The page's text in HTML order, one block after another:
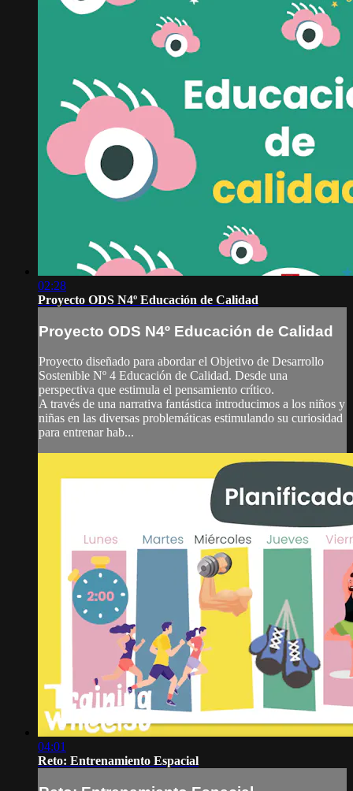
02:28
Proyecto ODS N4º Educación de Calidad
Proyecto ODS N4º Educación de Calidad
Proyecto diseñado para abordar el Objetivo de Desarrollo
Sostenible Nº 4 Educación de Calidad. Desde una
perspectiva que estimula el pensamiento crítico.
A través de una narrativa fantástica introducimos a los niños y
niñas en las diversas problemáticas estimulando su curiosidad
para entrenar hab...
04:01
Reto: Entrenamiento Espacial